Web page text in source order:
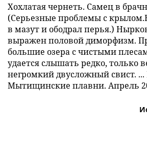
Хохлатая чернеть. Самец в
(Серьезные проблемы с
в мазут и ободрал перья.)
выражен половой диморфизм.
большие озера с чистыми
удается слышать редко, только
негромкий двусложный свист. ...
Мытищинские плавни. Апрель